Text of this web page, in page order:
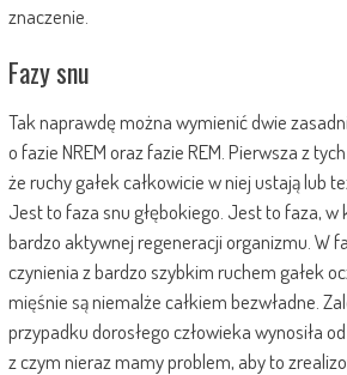
znaczenie.
Fazy snu
Tak naprawdę można wymienić dwie
o fazie NREM oraz fazie REM. Pierwsza z
że ruchy gałek całkowicie w niej ustają lub
Jest to faza snu głębokiego. Jest to faza, w
bardzo aktywnej regeneracji organizmu. W
czynienia z bardzo szybkim ruchem gałek
mięśnie są niemalże całkiem bezwładne.
przypadku dorosłego człowieka wynosiła
z czym nieraz mamy problem, aby to